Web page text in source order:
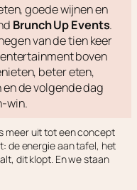
goede wijnen en
Brunch Up Events.
van de tien keer
boven
beter eten,
de volgende dag
win.
meer uit tot een concept
de energie aan tafel, het
dit klopt. En we staan